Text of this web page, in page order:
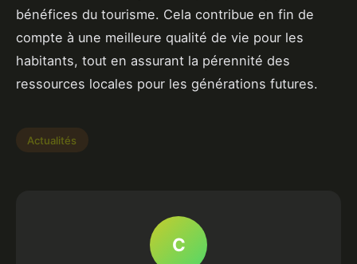
bénéfices du tourisme. Cela contribue en fin de
compte à une meilleure qualité de vie pour les
habitants, tout en assurant la pérennité des
ressources locales pour les générations futures.
Actualités
C